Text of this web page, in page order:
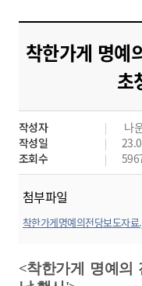
착한가게 명예
초
작성자
나
작성일
조회수
첨부파일
착한가게명예의전당보도자
<착한가게 명예의